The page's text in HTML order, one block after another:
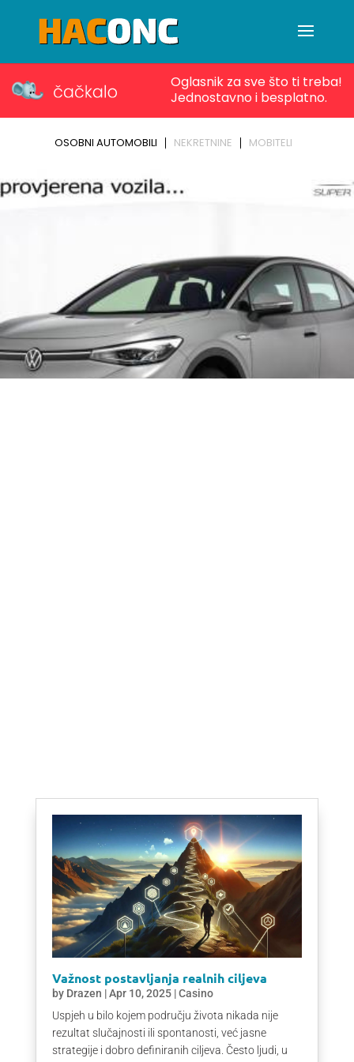
Važnost postavljanja realnih ciljeva​
by Drazen |Apr 10, 2025|Casino
Uspjeh u bilo kojem području života nikada nije
rezultat slučajnosti ili spontanosti, već jasne
strategije i dobro definiranih ciljeva. Često ljudi, u